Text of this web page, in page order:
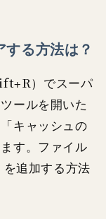
る方法は？
）でスーパ
ールを開いた
キャッシュの
す。ファイル
追加する方法